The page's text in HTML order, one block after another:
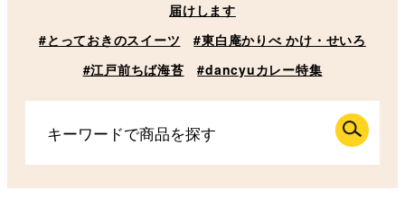
届けします
#とっておきのスイーツ
#東白庵かりべ かけ・せいろ
#江戸前ちば海苔
#dancyuカレー特集